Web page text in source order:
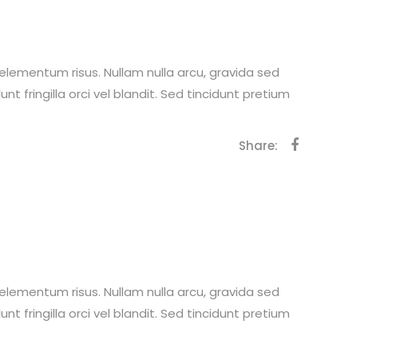
risus. Nullam nulla arcu, gravida sed
fringilla orci vel blandit. Sed tincidunt pretium
Share:
risus. Nullam nulla arcu, gravida sed
fringilla orci vel blandit. Sed tincidunt pretium